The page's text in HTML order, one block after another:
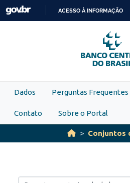
Skip to main content
PARA
O
ACESSO À INFORMAÇÃO
Dados Perguntas Frequentes
Contato Sobre o Portal
Conjuntos